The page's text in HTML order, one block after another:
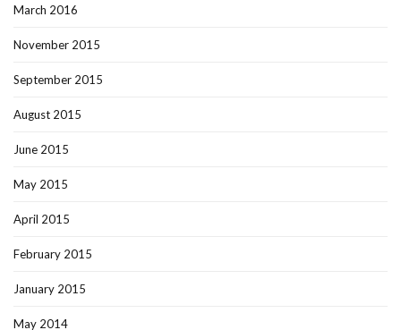
March 2016
November 2015
September 2015
August 2015
June 2015
May 2015
April 2015
February 2015
January 2015
May 2014